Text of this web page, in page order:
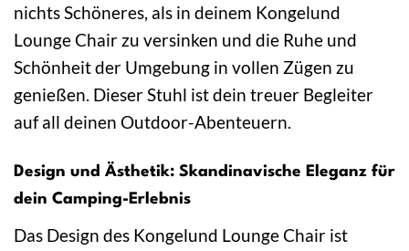
nichts Schöneres, als in deinem Kongelund
Lounge Chair zu versinken und die Ruhe und
Schönheit der Umgebung in vollen Zügen zu
genießen. Dieser Stuhl ist dein treuer Begleiter
auf all deinen Outdoor-Abenteuern.
Design und Ästhetik: Skandinavische Eleganz für
dein Camping-Erlebnis
Das Design des Kongelund Lounge Chair ist